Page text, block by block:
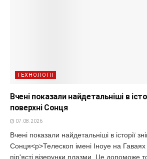
ТЕХНОЛОГІЇ
Вчені показали найдетальніші в
поверхні Сонця
07.08.2026
Вчені показали найдетальніші в історії
Сонця<p>Телескоп імені Іноуе на Гаваях
пір'ясті візерунки плазми. Це допоможе